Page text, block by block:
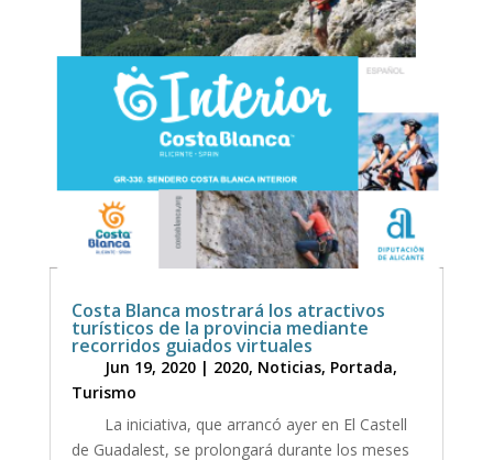
Costa Blanca mostrará los atractivos
turísticos de la provincia mediante
recorridos guiados virtuales
Jun 19, 2020| 2020, Noticias, Portada,
Turismo
La iniciativa, que arrancó ayer en El Castell
de Guadalest, se prolongará durante los meses